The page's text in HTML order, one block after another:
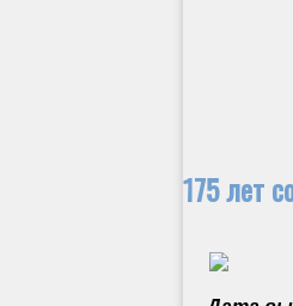
175 лет